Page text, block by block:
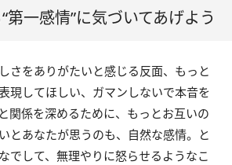
第一感情”に気づいてあげよう
さをありがたいと感じる反面、もっと
現してほしい、ガマンしないで本音を
関係を深めるために、もっとお互いの
とあなたが思うのも、自然な感情。と
でして、無理やりに怒らせるようなこ